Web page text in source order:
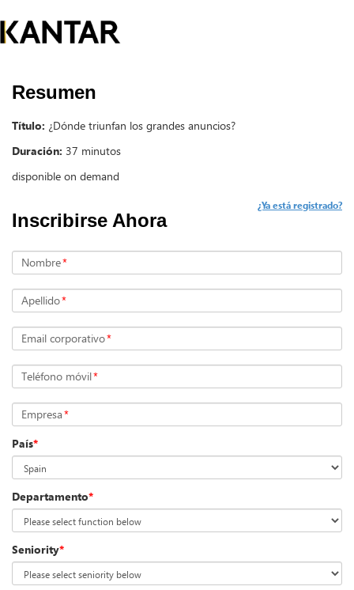
Resumen
Título: ¿Dónde triunfan los grandes anuncios?
Duración: 37 minutos
disponible on demand
Inscribirse Ahora
¿Ya está registrado?
Nombre*
Apellido*
Email corporativo*
Teléfono móvil*
Empresa*
País*
Departamento*
Seniority*